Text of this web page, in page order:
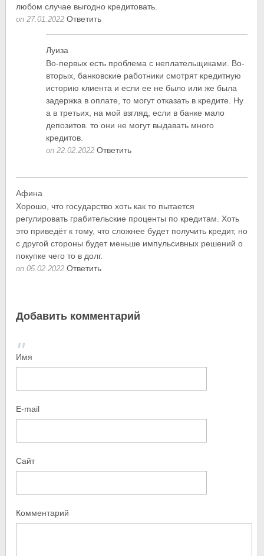
любом случае выгодно кредитовать.
on 27.01.2022 Ответить
Луиза
Во-первых есть проблема с неплательщиками. Во-
вторых, банковские работники смотрят кредитную
историю клиента и если ее не было или же была
задержка в оплате, то могут отказать в кредите. Ну
а в третьих, на мой взгляд, если в банке мало
депозитов. то они не могут выдавать много
кредитов.
on 22.02.2022 Ответить
Афина
Хорошо, что государство хоть как то пытается
регулировать грабительские проценты по кредитам. Хоть
это приведёт к тому, что сложнее будет получить кредит, но
с другой стороны будет меньше импульсивных решений о
покупке чего то в долг.
on 05.02.2022 Ответить
Добавить комментарий
Имя
E-mail
Сайт
Комментарий